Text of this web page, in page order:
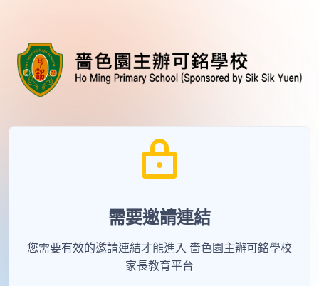
需要邀請連結
您需要有效的邀請連結才能進入 嗇色園主辦可銘學校
家長教育平台